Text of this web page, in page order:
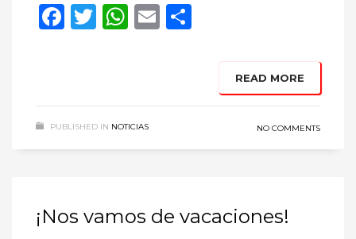
Facebook
Twitter
WhatsApp
Email
READ MORE
PUBLISHED IN NOTICIAS NO COMMENTS
¡Nos vamos de vacaciones!